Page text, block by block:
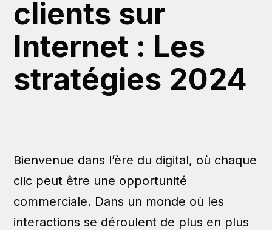
clients sur
Internet : Les
stratégies 2024
Bienvenue dans l’ère du digital, où chaque
clic peut être une opportunité
commerciale. Dans un monde où les
interactions se déroulent de plus en plus